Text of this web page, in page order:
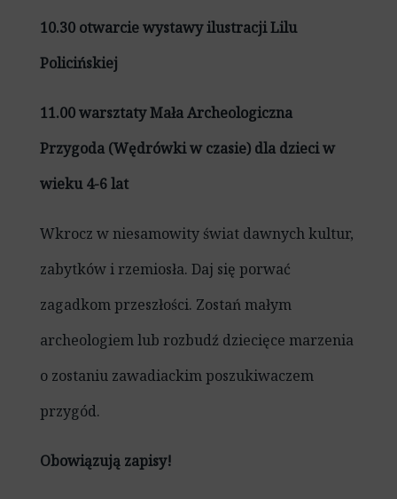
10.30 otwarcie wystawy ilustracji Lilu
Policińskiej
11.00 warsztaty Mała Archeologiczna
Przygoda (Wędrówki w czasie) dla dzieci w
wieku 4-6 lat
Wkrocz w niesamowity świat dawnych kultur,
zabytków i rzemiosła. Daj się porwać
zagadkom przeszłości. Zostań małym
archeologiem lub rozbudź dziecięce marzenia
o zostaniu zawadiackim poszukiwaczem
przygód.
Obowiązują zapisy!